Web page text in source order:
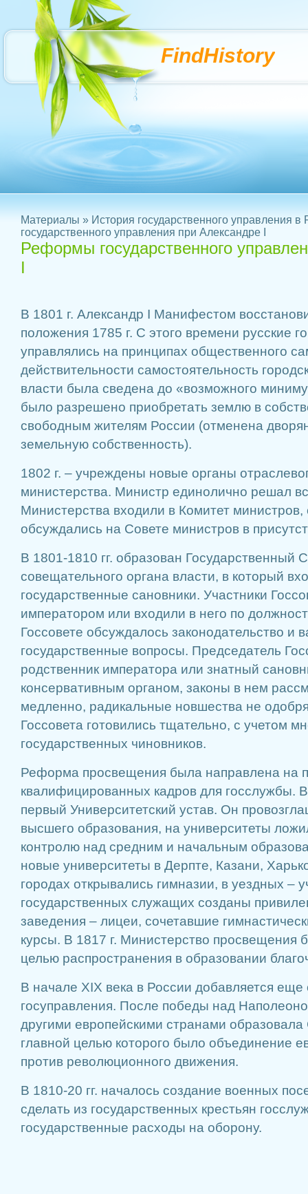
FindHistory
Материалы » История государственного управления в
государственного управления при Александре I
Реформы государственного
I
В 1801 г. Александр I Манифестом
положения 1785 г. С этого времени русские
управлялись на принципах общественного
действительности самостоятельность
власти была сведена до «возможного
было разрешено приобретать землю в
свободным жителям России (отменена
земельную собственность).
1802 г. – учреждены новые органы
министерства. Министр единолично решал
Министерства входили в Комитет
обсуждались на Совете министров в
В 1801-1810 гг. образован Государственный
совещательного органа власти, в который
государственные сановники. Участники
императором или входили в него по
Госсовете обсуждалось законодательство и
государственные вопросы. Председатель
родственник императора или знатный
консервативным органом, законы в нем
медленно, радикальные новшества не
Госсовета готовились тщательно, с учетом
государственных чиновников.
Реформа просвещения была направлена на
квалифицированных кадров для госслужбы.
первый Университетский устав. Он
высшего образования, на университеты
контролю над средним и начальным
новые университеты в Дерпте, Казани,
городах открывались гимназии, в уездных –
государственных служащих созданы
заведения – лицеи, сочетавшие
курсы. В 1817 г. Министерство просвещения
целью распространения в образовании
В начале XIX века в России добавляется
госуправления. После победы над
другими европейскими странами
главной целью которого было объединение
против революционного движения.
В 1810-20 гг. началось создание военных
сделать из государственных крестьян
государственные расходы на оборону.